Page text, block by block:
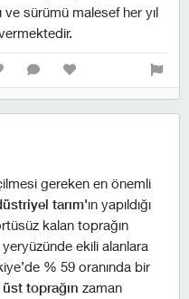
ve sürümü malesef her yıl
gereken en önemli
tarım'ın yapıldığı
kalan toprağın
ekili alanlara
% 59 oranında bir
üst toprağın zaman